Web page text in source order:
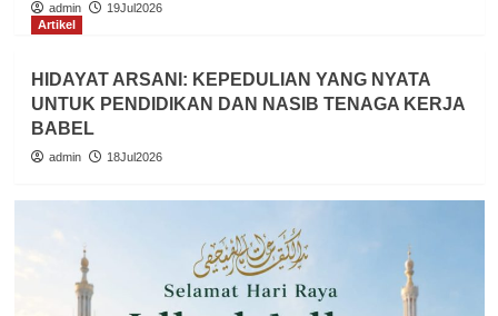
admin
19Jul2026
Artikel
HIDAYAT ARSANI: KEPEDULIAN YANG NYATA
UNTUK PENDIDIKAN DAN NASIB TENAGA KERJA
BABEL
admin 18Jul2026